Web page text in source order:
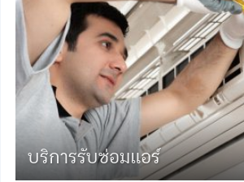
บริการรับซ่อมแอร์